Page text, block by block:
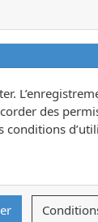
des
conditions